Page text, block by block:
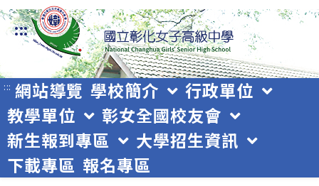
跳
轉
至
主
要
內
容
:::
::: 網站導覽 學校簡介
行政單位
教學單位
彰女全國校友會
新生報到專區
大學招生資訊
下載專區 報名專區